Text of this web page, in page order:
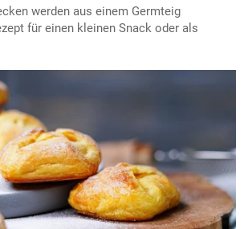
werden aus einem Germteig
für einen kleinen Snack oder als